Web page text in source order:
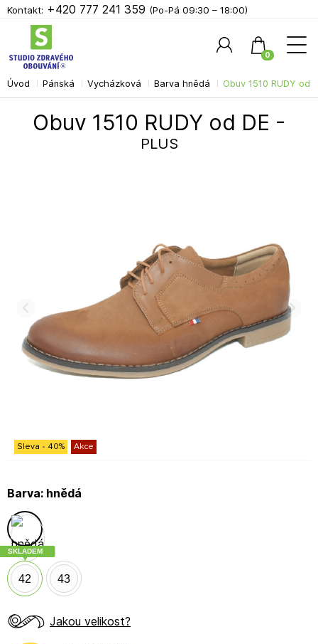
Úvod Pánská Vycházková Barva hnědá Obuv 1510 RUDY od
Obuv 1510 RUDY od DE -
PLUS
Akce
Sleva - 40%
Barva: hnědá
42
SKLADEM
43
Jakou velikost?
Kontakt: +420 777 241 359 (Po-Pá 09:30 – 18:00)
0